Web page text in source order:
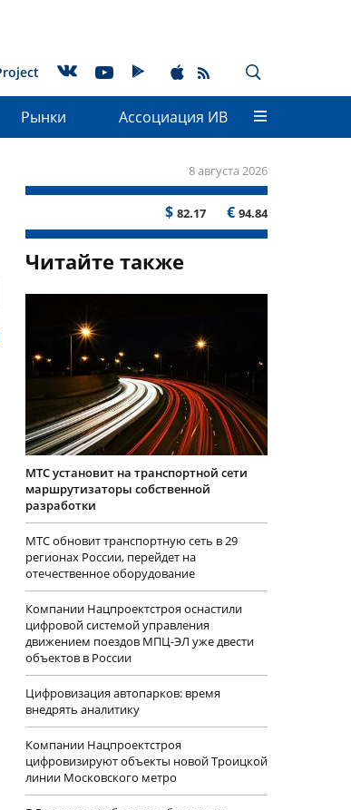
Рынки Ассоциация ИВ
8 августа 2026
$ 82.17 € 94.84
Читайте также
МТС установит на транспортной сети
маршрутизаторы собственной
разработки
МТС обновит транспортную сеть в 29
регионах России, перейдет на
отечественное оборудование
Компании Нацпроектстроя оснастили
цифровой системой управления
движением поездов МПЦ-ЭЛ уже двести
объектов в России
Цифровизация автопарков: время
внедрять аналитику
Компании Нацпроектстроя
цифровизируют объекты новой Троицкой
линии Московского метро